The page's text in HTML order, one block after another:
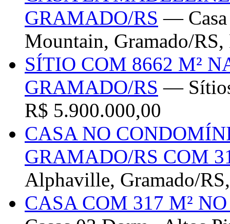
GRAMADO/RS — Casa
Mountain, Gramado/
SÍTIO COM 8662 M²
GRAMADO/RS —
R$ 5.900.000,00
CASA NO
GRAMADO/RS COM
Alphaville, Gramado/
CASA COM 317 M²